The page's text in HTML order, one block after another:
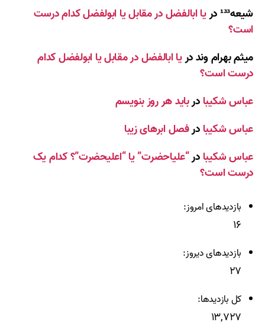
شیعه¹³³ دریا ابالفضل در مقابل یا ابولفضل کدام درست
است؟
میثم بهرام ونددریا ابالفضل در مقابل یا ابولفضل کدام
درست است؟
عباس شکیبا درباید هر روز بنویسم
عباس شکیبا درفصل ابرهای زیبا
عباس شکیبا در“علیاحضرت” یا “اعلیحضرت”؟ کدام یک
درست است؟
بازدیدهای امروز:
۱۶
بازدیدهای دیروز:
۲۷
کل بازدیدها:
۱۳,۷۲۷